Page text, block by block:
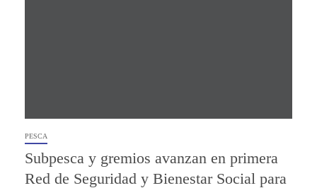
PESCA
Subpesca y gremios avanzan en primera
Red de Seguridad y Bienestar Social para